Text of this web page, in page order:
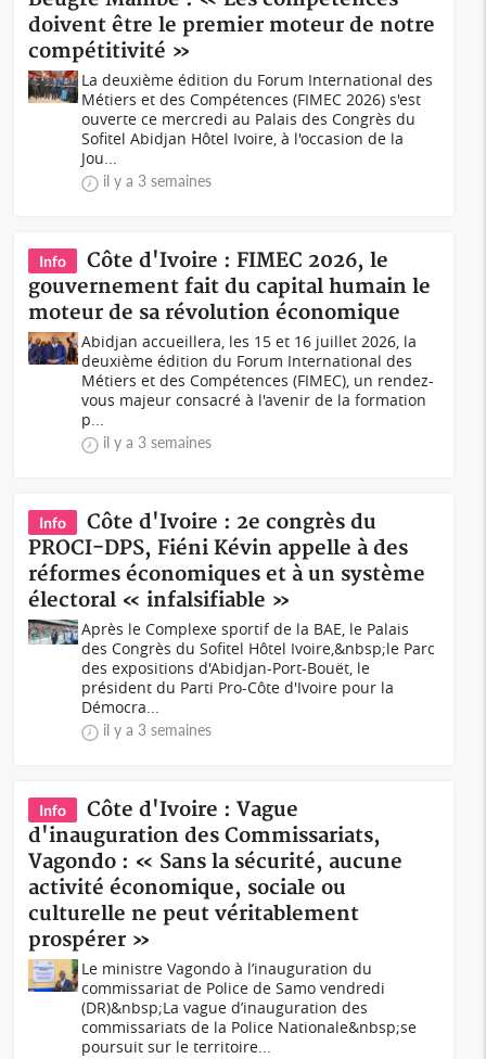
doivent être le premier moteur de notre
compétitivité »
La deuxième édition du Forum International des
Métiers et des Compétences (FIMEC 2026) s'est
ouverte ce mercredi au Palais des Congrès du
Sofitel Abidjan Hôtel Ivoire, à l'occasion de la
Jou...
il y a 3 semaines
Info
Côte d'Ivoire : FIMEC 2026, le
gouvernement fait du capital humain le
moteur de sa révolution économique
Abidjan accueillera, les 15 et 16 juillet 2026, la
deuxième édition du Forum International des
Métiers et des Compétences (FIMEC), un rendez-
vous majeur consacré à l'avenir de la formation
p...
il y a 3 semaines
Info
Côte d'Ivoire : 2e congrès du
PROCI-DPS, Fiéni Kévin appelle à des
réformes économiques et à un système
électoral « infalsifiable »
Après le Complexe sportif de la BAE, le Palais
des Congrès du Sofitel Hôtel Ivoire,&nbsp;le Parc
des expositions d'Abidjan-Port-Bouët, le
président du Parti Pro-Côte d'Ivoire pour la
Démocra...
il y a 3 semaines
Info
Côte d'Ivoire : Vague
d'inauguration des Commissariats,
Vagondo : « Sans la sécurité, aucune
activité économique, sociale ou
culturelle ne peut véritablement
prospérer »
Le ministre Vagondo à l’inauguration du
commissariat de Police de Samo vendredi
(DR)&nbsp;La vague d’inauguration des
commissariats de la Police Nationale&nbsp;se
poursuit sur le territoire...